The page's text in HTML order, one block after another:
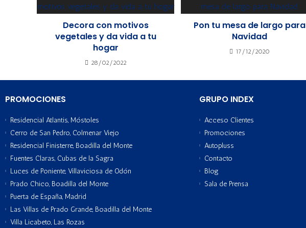
Decora con motivos
vegetales y da vida a tu
hogar
28/02/2022
Pon tu mesa de largo para
Navidad
17/12/2020
PROMOCIONES
Residencial Atlantis, Móstoles
Cerro de San Pedro, Colmenar Viejo
Residencial Finisterre, Boadilla del Monte
Fuentes Claras, Cubas de la Sagra
Luces de Poniente, Villaviciosa de Odón
Prado Chico, Boadilla del Monte
Puerta de España, Madrid
Las Villas de Prado Grande, Boadilla del Monte
Villa Licabeto, Las Rozas
GRUPO INDEX
Acceso Clientes
Promociones
Autopluss
Contacto
Blog
Sala de Prensa